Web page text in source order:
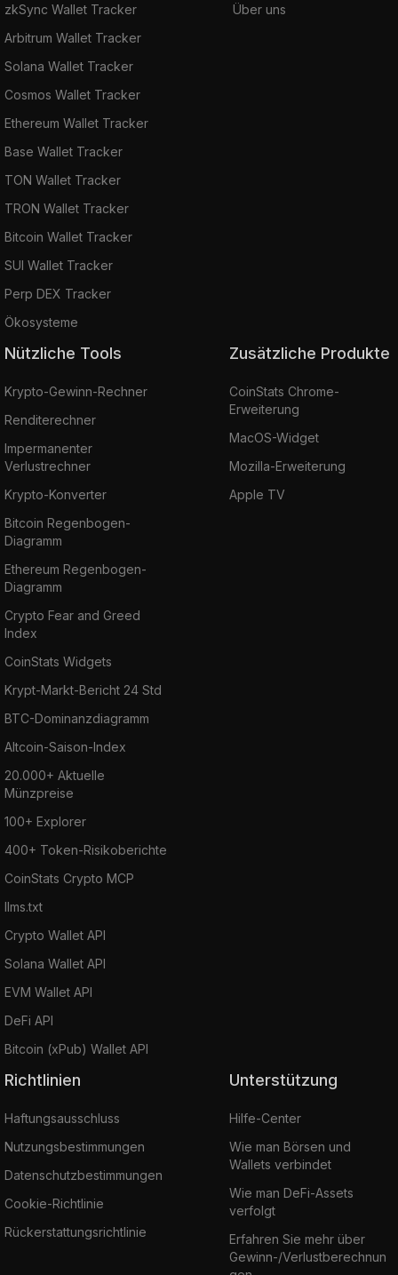
zkSync Wallet Tracker
Arbitrum Wallet Tracker
Solana Wallet Tracker
Cosmos Wallet Tracker
Ethereum Wallet Tracker
Base Wallet Tracker
TON Wallet Tracker
TRON Wallet Tracker
Bitcoin Wallet Tracker
SUI Wallet Tracker
Perp DEX Tracker
Ökosysteme
Über uns
Nützliche Tools
Krypto-Gewinn-Rechner
Renditerechner
Impermanenter
Verlustrechner
Krypto-Konverter
Bitcoin Regenbogen-
Diagramm
Ethereum Regenbogen-
Diagramm
Crypto Fear and Greed
Index
CoinStats Widgets
Krypt-Markt-Bericht 24 Std
BTC-Dominanzdiagramm
Altcoin-Saison-Index
20.000+ Aktuelle
Münzpreise
100+ Explorer
400+ Token-Risikoberichte
CoinStats Crypto MCP
llms.txt
Crypto Wallet API
Solana Wallet API
EVM Wallet API
DeFi API
Bitcoin (xPub) Wallet API
Zusätzliche Produkte
CoinStats Chrome-
Erweiterung
MacOS-Widget
Mozilla-Erweiterung
Apple TV
Richtlinien
Haftungsausschluss
Nutzungsbestimmungen
Datenschutzbestimmungen
Cookie-Richtlinie
Rückerstattungsrichtlinie
Unterstützung
Hilfe-Center
Wie man Börsen und
Wallets verbindet
Wie man DeFi-Assets
verfolgt
Erfahren Sie mehr über
Gewinn-/Verlustberechnun